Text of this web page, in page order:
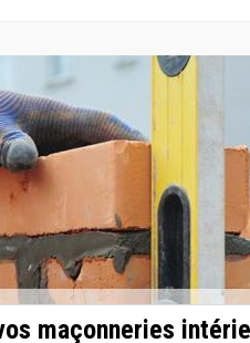
maçonneries